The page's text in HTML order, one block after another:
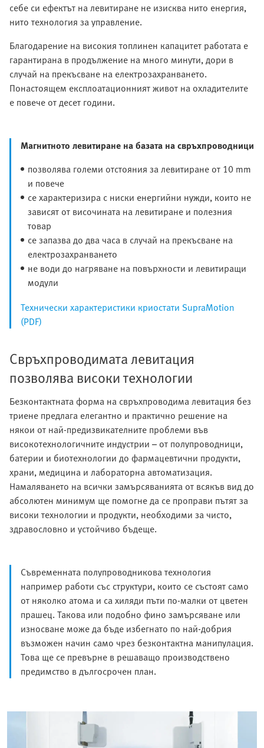
себе си ефектът на левитиране не изисква нито енергия,
нито технология за управление.
Благодарение на високия топлинен капацитет работата е
гарантирана в продължение на много минути, дори в
случай на прекъсване на електрозахранването.
Понастоящем експлоатационният живот на охладителите
е повече от десет години.
Магнитното левитиране на базата на свръхпроводници
позволява големи отстояния за левитиране от 10 mm
и повечe
се характеризира с ниски енергийни нужди, които не
зависят от височината на левитиране и полезния
товар
се запазва до два часа в случай на прекъсване на
електрозахранването
не води до нагряване на повърхности и левитиращи
модули
Технически характеристики криостати SupraMotion
(PDF)
Свръхпроводимата левитация
позволява високи технологии
Безконтактната форма на свръхпроводима левитация без
триене предлага елегантно и практично решение на
някои от най-предизвикателните проблеми във
високотехнологичните индустрии – от полупроводници,
батерии и биотехнологии до фармацевтични продукти,
храни, медицина и лабораторна автоматизация.
Намаляването на всички замърсяванията от всякъв вид до
абсолютен минимум ще помогне да се проправи пътят за
високи технологии и продукти, необходими за чисто,
здравословно и устойчиво бъдеще.
Съвременната полупроводникова технология
например работи със структури, които се състоят само
от няколко атома и са хиляди пъти по-малки от цветен
прашец. Такова или подобно фино замърсяване или
износване може да бъде избегнато по най-добрия
възможен начин само чрез безконтактна манипулация.
Това ще се превърне в решаващо производствено
предимство в дългосрочен план.